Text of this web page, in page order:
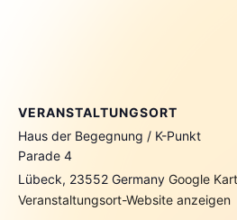
VERANSTALTUNGSORT
Haus der Begegnung / K-Punkt
Parade 4
Lübeck, 23552 Germany Google
Veranstaltungsort-Website anzeigen